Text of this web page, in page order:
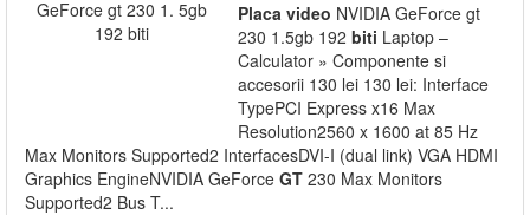
Placa video NVIDIA GeForce gt
230 1.5gb 192 biti Laptop –
Calculator » Componente si
accesorii 130 lei 130 lei: Interface
TypePCI Express x16 Max
Resolution2560 x 1600 at 85 Hz
Max Monitors Supported2 InterfacesDVI-I (dual link) VGA HDMI
Graphics EngineNVIDIA GeForce GT 230 Max Monitors
Supported2 Bus T...